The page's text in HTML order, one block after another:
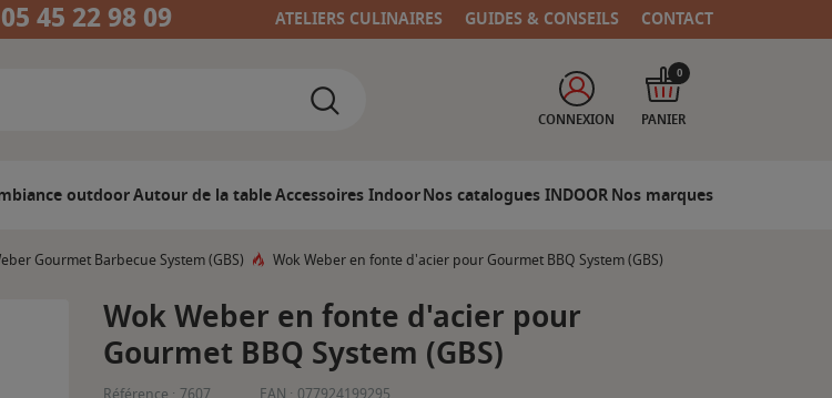
05 45 22 98 09 ATELIERS CULINAIRES GUIDES & CONSEILS CONTACT
CONNEXION PANIER
0
outdoorAutour de la tableAccessoires IndoorNos catalogues INDOORNos marques
Gourmet Barbecue System (GBS) Wok Weber en fonte d'acier pour Gourmet BBQ System (GBS)
Wok Weber en fonte d'acier pour
Gourmet BBQ System (GBS)